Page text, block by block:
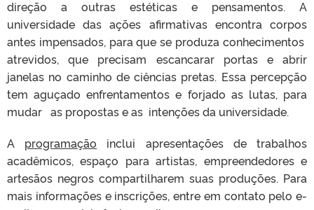
direção a outras estéticas e pensamentos. A
universidade das ações afirmativas encontra corpos
antes impensados, para que se produza conhecimentos
atrevidos, que precisam escancarar portas e abrir
janelas no caminho de ciências pretas. Essa percepção
tem aguçado enfrentamentos e forjado as lutas, para
mudar as propostas e as intenções da universidade.
A programação inclui apresentações de trabalhos
acadêmicos, espaço para artistas, empreendedores e
artesãos negros compartilharem suas produções. Para
mais informações e inscrições, entre em contato pelo e-